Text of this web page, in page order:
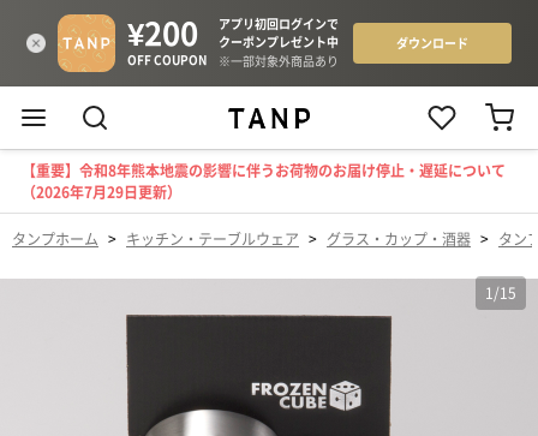
【重要】令和8年熊本地震の影響に伴うお荷物のお届け停止・遅延について
（2026年7月29日更新）
タンプホーム > キッチン・テーブルウェア > グラス・カップ・酒器 > タン
1 /15